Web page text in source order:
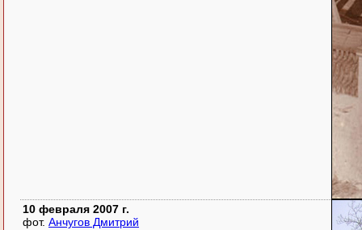
10 февраля 2007 г.
фот. Анчугов Дмитрий